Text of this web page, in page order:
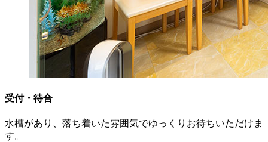
受付・待合
水槽があり、落ち着いた雰囲気でゆっくりお待ちいただけま
す。